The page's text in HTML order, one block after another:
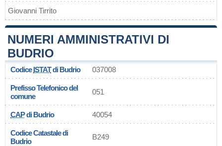
Giovanni Tirrito
NUMERI AMMINISTRATIVI DI
BUDRIO
CodiceISTATdi Budrio 037008
Prefisso Telefonico del
comune
051
CAPdi Budrio 40054
Codice Catastale di
Budrio
B249